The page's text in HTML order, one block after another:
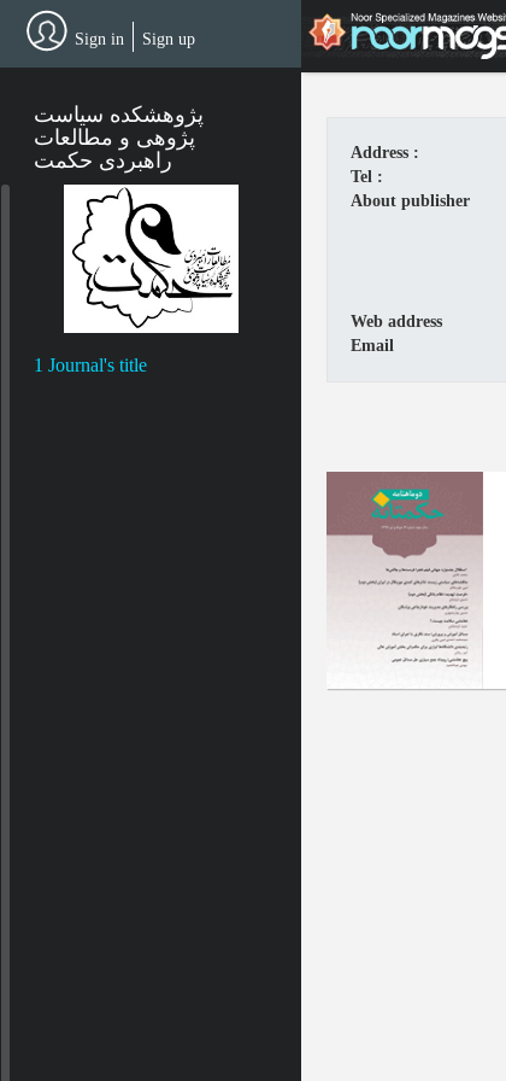
Sign in Sign up
پژوهشکده سیاست
پژوهی و مطالعات
راهبردی حکمت
1 Journal's title
Address :
Tel :
About publisher
Web address
Email